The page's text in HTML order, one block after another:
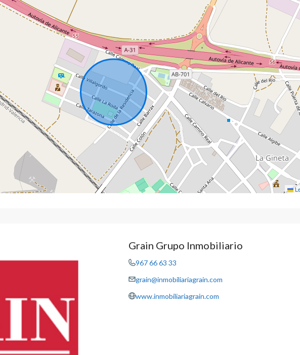
Grain Grupo Inmobiliario
967 66 63 33
grain@inmobiliariagrain.com
www.inmobiliariagrain.com